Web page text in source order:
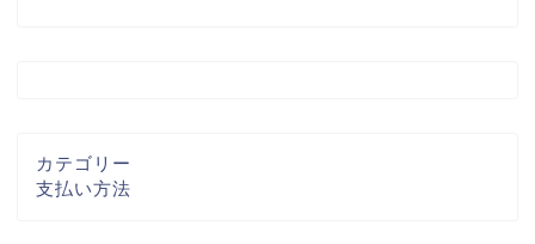
カテゴリー
支払い方法